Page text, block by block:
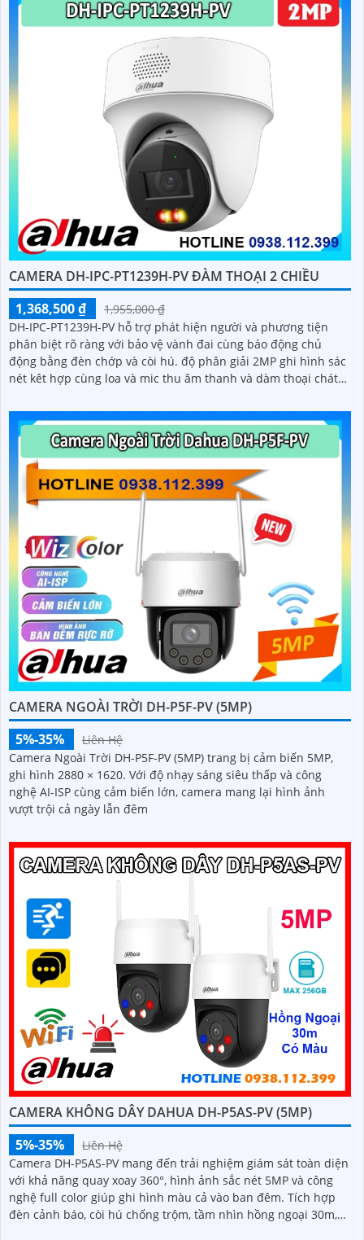
CAMERA DH-IPC-PT1239H-PV ĐÀM THOẠI 2 CHIỀU
1,368,500 ₫
1,955,000 ₫
DH-IPC-PT1239H-PV hỗ trợ phát hiện người và phương tiện
phân biệt rõ ràng với bảo vệ vành đai cùng báo động chủ
động bằng đèn chớp và còi hú. độ phân giải 2MP ghi hình sác
nét kêt hợp cùng loa và mic thu âm thanh và dàm thoại chát
CAMERA NGOÀI TRỜI DH-P5F-PV (5MP)
5%-35%
Liên Hệ
Camera Ngoài Trời DH-P5F-PV (5MP) trang bị cảm biến 5MP,
ghi hình 2880 × 1620. Với độ nhạy sáng siêu thấp và công
nghệ AI-ISP cùng cảm biến lớn, camera mang lại hình ảnh
vượt trội cả ngày lẫn đêm
CAMERA KHÔNG DÂY DAHUA DH-P5AS-PV (5MP)
5%-35%
Liên Hệ
Camera DH-P5AS-PV mang đến trải nghiệm giám sát toàn diện
với khả năng quay xoay 360°, hình ảnh sắc nét 5MP và công
nghệ full color giúp ghi hình màu cả vào ban đêm. Tích hợp
đèn cảnh báo, còi hú chống trộm, tầm nhìn hồng ngoại 30m,